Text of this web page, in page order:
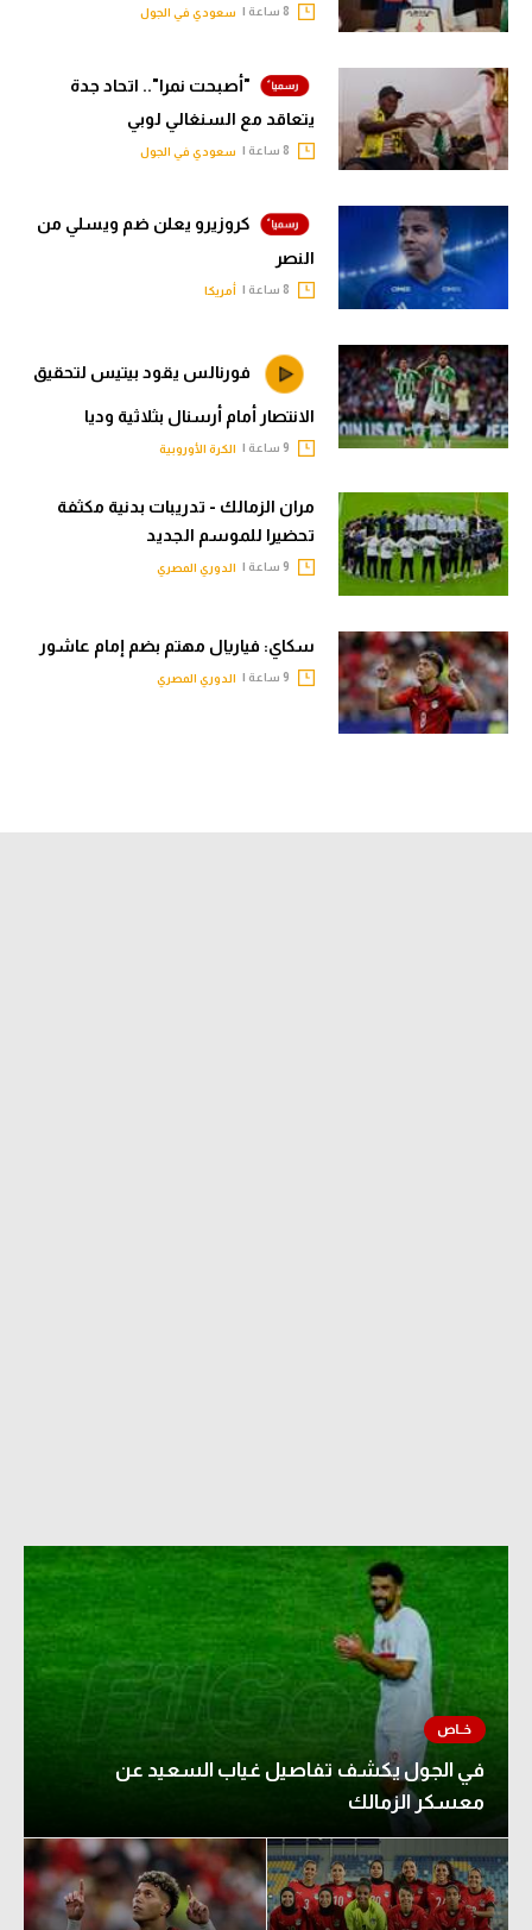
سعودي في الجول
"أصبحت نمرا".. اتحاد جدة
يتعاقد مع السنغالي لوبي
سعودي في الجول
كروزيرو يعلن ضم ويسلي من
النصر
أمريكا
فورنالس يقود بيتيس لتحقيق
الانتصار أمام أرسنال بثلاثية وديا
الكرة الأوروبية
مران الزمالك - تدريبات بدنية مكثفة
تحضيرا للموسم الجديد
الدوري المصري
سكاي: فياريال مهتم بضم إمام عاشور
الدوري المصري
في الجول يكشف تفاصيل غياب السعيد عن
معسكر الزمالك